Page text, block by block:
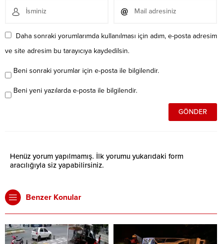
Daha sonraki yorumlarımda kullanılması için adım, e-posta adresim
ve site adresim bu tarayıcıya kaydedilsin.
Beni sonraki yorumlar için e-posta ile bilgilendir.
Beni yeni yazılarda e-posta ile bilgilendir.
Henüz yorum yapılmamış. İlk yorumu yukarıdaki form
aracılığıyla siz yapabilirsiniz.
Benzer Konular